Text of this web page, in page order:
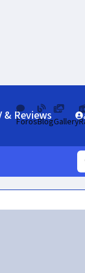
& Reviews
ForosBlogGallery